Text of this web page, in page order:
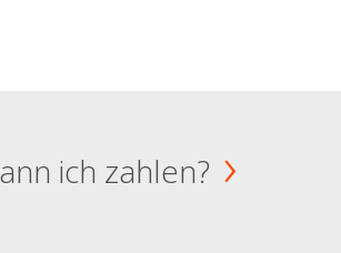
ich zahlen?